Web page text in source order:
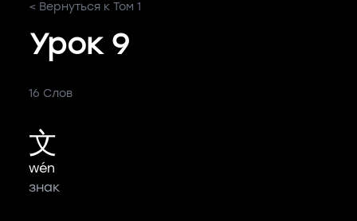
< Вернуться к Том 1
Урок 9
16 Слов
文
wén
знак